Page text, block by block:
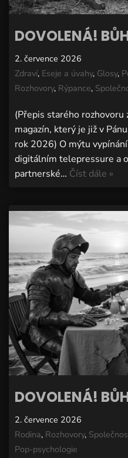
DOVOLENÁ!
2. července 2026
Zdraví, Eseje a úvahy, Glosy,
Rozhovory, Rýpance,
(Přepis starého
magazín, který je již v
rok 2026) O mýtu
digitálním telepressure a
partnerské… Číst dále »
DOVOLENÁ!
2. července 2026
Rodina, Rozhovory,
Pop-psychologie